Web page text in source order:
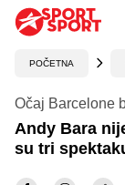
POČETNA
Očaj Barcelone
Andy Bara
su tri